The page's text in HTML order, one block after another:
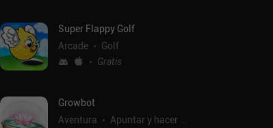
Super Flappy Golf
Arcade
Golf
Gratis
Growbot
Aventura
Apuntar y hacer clic